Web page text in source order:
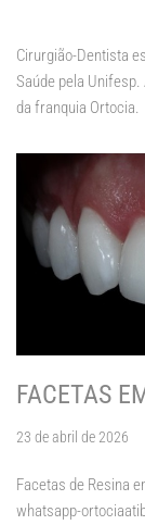
Cirurgião-Dentista
Saúde pela
da franquia Ortocia.
FACETAS
23 de abril de 2026
Facetas de Resina
whatsapp-